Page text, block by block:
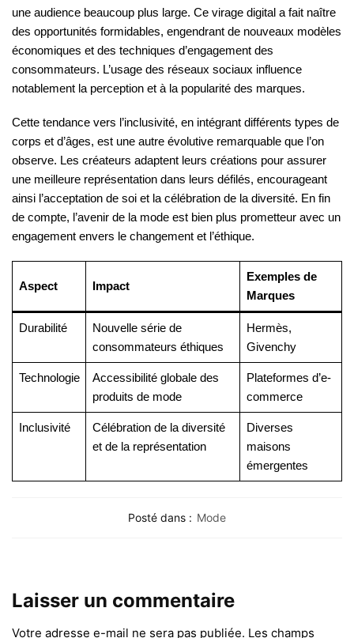
une audience beaucoup plus large. Ce virage digital a fait naître
des opportunités formidables, engendrant de nouveaux modèles
économiques et des techniques d’engagement des
consommateurs. L’usage des réseaux sociaux influence
notablement la perception et à la popularité des marques.
Cette tendance vers l’inclusivité, en intégrant différents types de
corps et d’âges, est une autre évolutive remarquable que l’on
observe. Les créateurs adaptent leurs créations pour assurer
une meilleure représentation dans leurs défilés, encourageant
ainsi l’acceptation de soi et la célébration de la diversité. En fin
de compte, l’avenir de la mode est bien plus prometteur avec un
engagement envers le changement et l’éthique.
Aspect Impact
Exemples de
Marques
Durabilité
Nouvelle série de
consommateurs éthiques
Hermès,
Givenchy
Technologie
Accessibilité globale des
produits de mode
Plateformes d’e-
commerce
Inclusivité
Célébration de la diversité
et de la représentation
Diverses
maisons
émergentes
Posté dans : Mode
Laisser un commentaire
Votre adresse e-mail ne sera pas publiée. Les champs